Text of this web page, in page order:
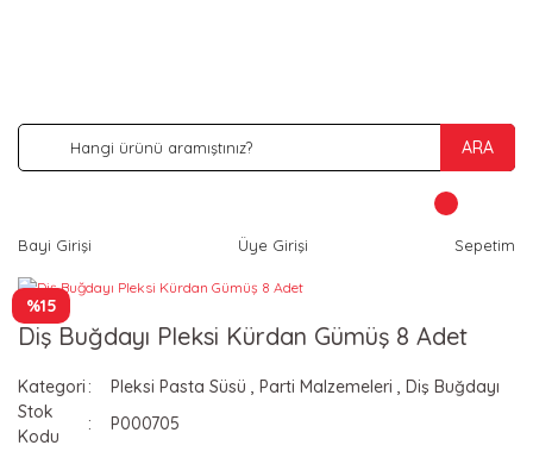
ARA
Bayi Girişi Üye Girişi Sepetim
%15
Diş Buğdayı Pleksi Kürdan Gümüş 8 Adet
Kategori Pleksi Pasta Süsü , Parti Malzemeleri , Diş Buğdayı
Stok
Kodu
P000705